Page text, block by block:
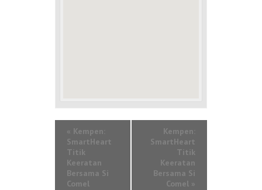
« Kempen:
SmartHeart
Titik
Keeratan
Bersama Si
Comel
Kempen:
SmartHeart
Titik
Keeratan
Bersama Si
Comel »